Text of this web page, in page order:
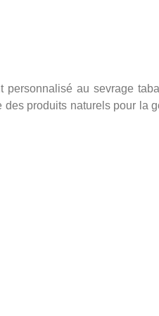
personnalisé au sevrage
produits naturels pour la